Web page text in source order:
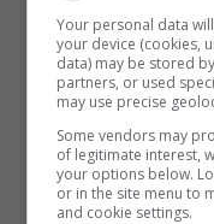
base a questo
nella busta. Ma
Your personal data
your device (cookies,
data) may be stored
partners, or used
may use precise
Some vendors may
of legitimate interest,
your options below.
or in the site menu to
and cookie settings.